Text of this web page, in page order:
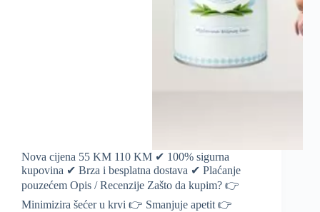
Nova cijena 55 KM 110 KM ✔ 100% sigurna
kupovina ✔ Brza i besplatna dostava ✔ Plaćanje
pouzećem Opis / Recenzije Zašto da kupim? 👉
Minimizira šećer u krvi 👉 Smanjuje apetit 👉